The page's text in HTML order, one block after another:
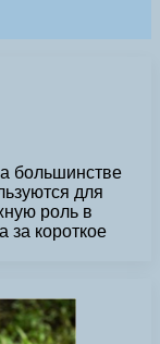
большинстве
для
роль в
за короткое